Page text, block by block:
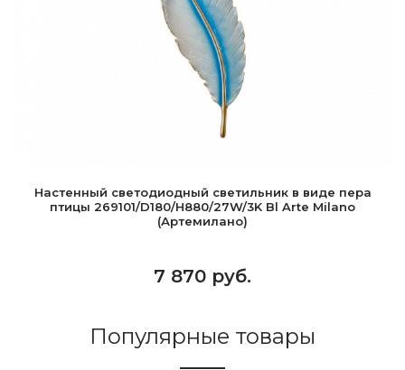
Настенный светодиодный светильник в виде пера
птицы 269101/D180/H880/27W/3K Bl Arte Milano
(Артемилано)
7 870 руб.
Популярные товары